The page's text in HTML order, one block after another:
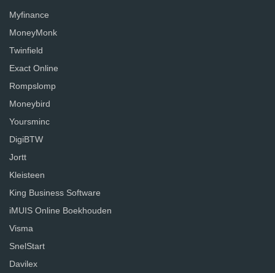
Myfinance
MoneyMonk
Twinfield
Exact Online
Rompslomp
Moneybird
Yoursminc
DigiBTW
Jortt
Kleisteen
King Business Software
iMUIS Online Boekhouden
Visma
SnelStart
Davilex